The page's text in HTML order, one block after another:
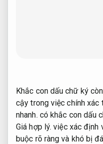
Khắc con dấu chữ ký
cậy trong việc chính xác
nhanh. có khắc con dấu
Giá hợp lý. việc xác định
buộc rõ ràng và khó bị